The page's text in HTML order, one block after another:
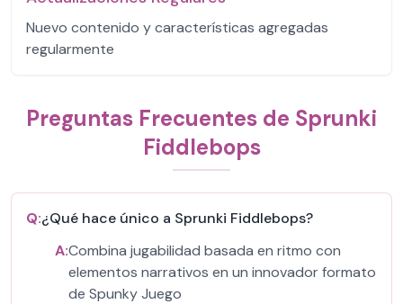
Nuevo contenido y características agregadas
regularmente
Preguntas Frecuentes de Sprunki
Fiddlebops
Q:¿Qué hace único a Sprunki Fiddlebops?
A:Combina jugabilidad basada en ritmo con
elementos narrativos en un innovador formato
de Spunky Juego